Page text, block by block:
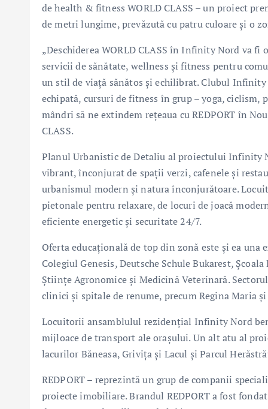
de health & fitness WORLD CLASS – un proiect
de metri lungime, prevăzută cu patru culoare și o
„Deschiderea WORLD CLASS în Infinity Nord va
servicii de sănătate, wellness și fitness pentru
un stil de viață sănătos și echilibrat. Clubul Infinity
echipată, cursuri de fitness în grup – yoga, ciclism,
mândri să ne extindem rețeaua cu REDPORT în
CLASS.
Planul Urbanistic de Detaliu al proiectului Infinity
vibrant, înconjurat de spații verzi, cafenele și
urbanismul modern și natura înconjurătoare.
pietonale pentru relaxare, de locuri de joacă
eficiente energetic și securitate 24/7.
Oferta educațională de top din zonă este și ea una
Colegiul Genesis, Deutsche Schule Bukarest,
Științe Agronomice și Medicină Veterinară.
clinici și spitale de renume, precum Regina Maria
Locuitorii ansamblulul rezidențial Infinity Nord
mijloace de transport ale orașului. Un alt atu al
lacurilor Băneasa, Grivița și Lacul și Parcul
REDPORT – reprezintă un grup de companii
proiecte imobiliare. Brandul REDPORT a fost